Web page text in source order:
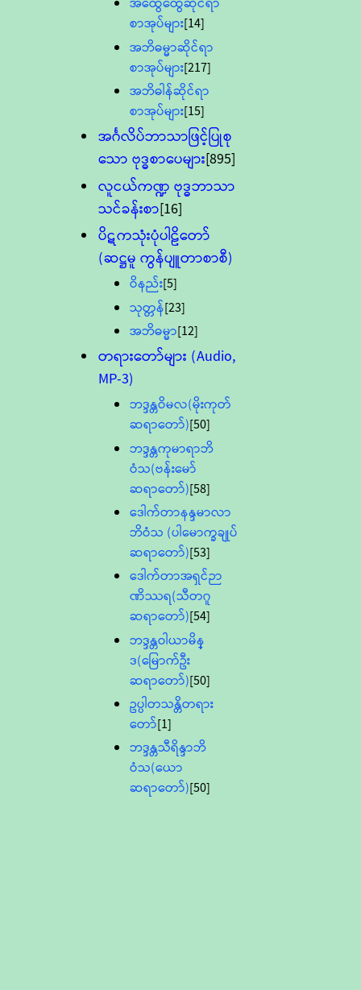
စာအုပ်များ[14]
အဘိဓမ္မာဆိုင်ရာ
စာအုပ်များ[217]
အဘိဓါန်ဆိုင်ရာ
စာအုပ်များ[15]
အင်္ဂလိပ်ဘာသာဖြင့်ပြုစု
သော ဗုဒ္ဓစာပေများ[895]
လူငယ်ကဏ္ဍ ဗုဒ္ဓဘာသာ
သင်ခန်းစာ[16]
ပိဋကသုံးပုံပါဠိတော်
(ဆဋ္ဌမူ ကွန်ပျူတာစာစီ)
ဝိနည်း[5]
သုတ္တန်[23]
အဘိဓမ္မာ[12]
တရားတော်များ (Audio,
MP-3)
ဘဒ္ဒန္တဝိမလ(မိုးကုတ်
ဆရာတော်)[50]
ဘဒ္ဒန္တကုမာရာဘိ
ဝံသ(ဗန်းမော်
ဆရာတော်)[58]
ဒေါက်တာနန္ဒမာလာ
ဘိဝံသ (ပါမောက္ခချုပ်
ဆရာတော်)[53]
ဒေါက်တာအရှင်ဉာ
ဏိဿရ(သီတဂူ
ဆရာတော်)[54]
ဘဒ္ဒန္တဝါယာမိန္
ဒ(မြောက်ဦး
ဆရာတော်)[50]
ဥပ္ပါတသန္တိတရား
တော်[1]
ဘဒ္ဒန္တသီရိန္ဒာဘိ
ဝံသ(ယော
ဆရာတော်)[50]